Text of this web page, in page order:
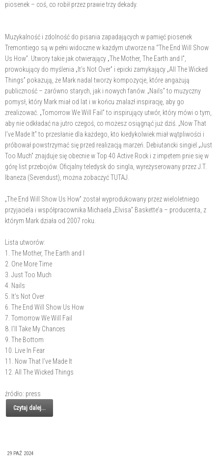
piosenek – coś, co robił przez prawie trzy dekady.
Muzykalność i zdolność do pisania zapadających w pamięć piosenek
Tremontiego są w pełni widoczne w każdym utworze na “The End Will Show
Us How”. Utwory takie jak otwierający „The Mother, The Earth and I”,
prowokujący do myślenia „It’s Not Over” i epicki zamykający „All The Wicked
Things” pokazują, że Mark nadal tworzy kompozycje, które angażują
publiczność – zarówno starych, jak i nowych fanów. „Nails” to muzyczny
pomysł, który Mark miał od lat i w końcu znalazł inspirację, aby go
zrealizować. „Tomorrow We Will Fail” to inspirujący utwór, który mówi o tym,
aby nie odkładać na jutro czegoś, co możesz osiągnąć już dziś. „Now That
I’ve Made It” to przesłanie dla każdego, kto kiedykolwiek miał wątpliwości i
próbował powstrzymać się przed realizacją marzeń. Debiutancki singiel „Just
Too Much” znajduje się obecnie w Top 40 Active Rock i z impetem pnie się w
górę list przebojów. Oficjalny teledysk do singla, wyreżyserowany przez J.T.
Ibaneza (Sevendust), można zobaczyć TUTAJ.
„The End Will Show Us How” został wyprodukowany przez wieloletniego
przyjaciela i współpracownika Michaela „Elvisa” Baskette’a – producenta, z
którym Mark działa od 2007 roku.
Lista utworów:
1. The Mother, The Earth and I
2. One More Time
3. Just Too Much
4. Nails
5. It’s Not Over
6. The End Will Show Us How
7. Tomorrow We Will Fail
8. I’ll Take My Chances
9. The Bottom
10. Live In Fear
11. Now That I’ve Made It
12. All The Wicked Things
źródło: press
Czytaj dalej...
29 PAŹ 2024